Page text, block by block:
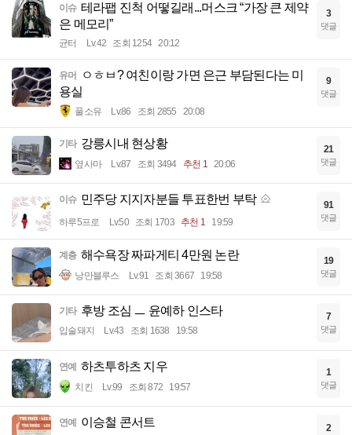
이슈 테라팹 진척 어떻길래...머스크 “가장 큰 제약
은 메모리”
균터 Lv.42 조회 1254 20:12
3
댓글
유머
ㅇㅎㅂ? 여친이랑 가면 은근 부담된다는 미
용실
풀소유 Lv.86 조회 2855 20:08
9
댓글
기타 강릉시내 현상황
옆사마 Lv.87 조회 3494 추천 1 20:06
21
댓글
이슈 민주당 지지자분들 투표한번 부탁
하루5프로 Lv.50 조회 1703 추천 1 19:59
91
댓글
계층 해수욕장 짜파게티 4만원 논란
낭만블루스 Lv.91 조회 3667 19:58
19
댓글
기타 후방 조심 ㅡ 윤예하 인스타
입술돼지 Lv.43 조회 1638 19:58
7
댓글
연예 하츠투하츠 지우
치킨 Lv.99 조회 872 19:57
1
댓글
연예 이승철 콘서트 2